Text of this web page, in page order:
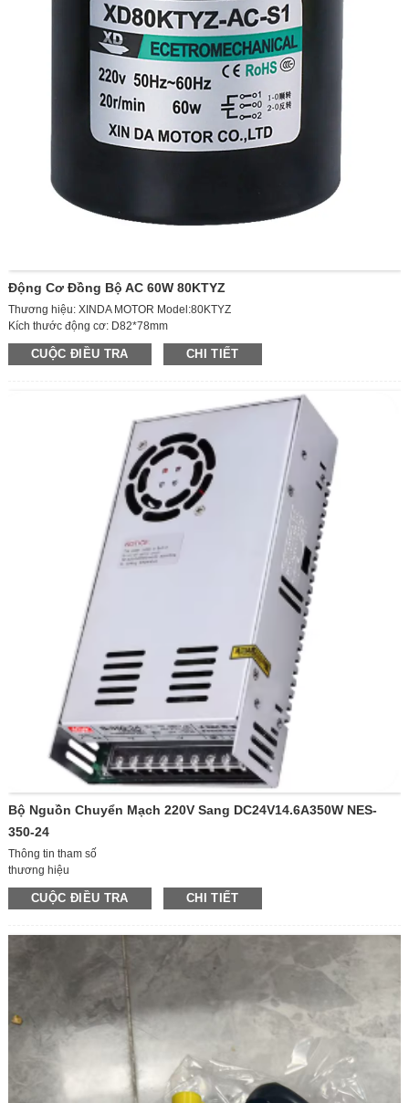
Động Cơ Đồng Bộ AC 60W 80KTYZ
Thương hiệu: XINDA MOTOR Model:80KTYZ
Kích thước động cơ: D82*78mm
Tốc độ đầu ra: 10 vòng/phút
Điện áp: AC220V
Đường trục ra: trung tâm (chỉ)
CUỘC ĐIỀU TRA CHI TIẾT
Bộ Nguồn Chuyển Mạch 220V Sang DC24V14.6A350W NES-
350-24
Thông tin tham số
thương hiệu
CÓ Ý NGHĨA TỐT/Có Ý NGHĨA TỐT
người mẫu
CUỘC ĐIỀU TRA CHI TIẾT